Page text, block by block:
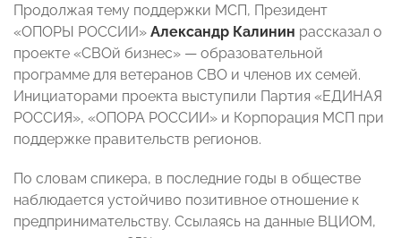
Продолжая тему поддержки МСП, Президент
«ОПОРЫ РОССИИ» Александр Калинин рассказал о
проекте «СВОй бизнес» — образовательной
программе для ветеранов СВО и членов их семей.
Инициаторами проекта выступили Партия «ЕДИНАЯ
РОССИЯ», «ОПОРА РОССИИ» и Корпорация МСП при
поддержке правительств регионов.
По словам спикера, в последние годы в обществе
наблюдается устойчиво позитивное отношение к
предпринимательству. Ссылаясь на данные ВЦИОМ,